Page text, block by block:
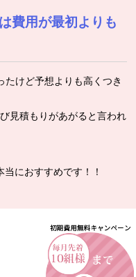
費用が最初よりも
たけど予想よりも高くつき
見積もりがあがると言われ
におすすめです！！